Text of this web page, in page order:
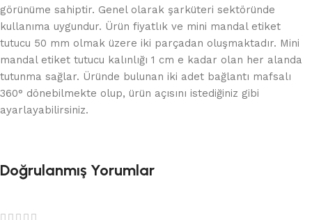
görünüme sahiptir. Genel olarak şarküteri sektöründe
kullanıma uygundur. Ürün fiyatlık ve mini mandal etiket
tutucu 50 mm olmak üzere iki parçadan oluşmaktadır. Mini
mandal etiket tutucu kalınlığı 1 cm e kadar olan her alanda
tutunma sağlar. Üründe bulunan iki adet bağlantı mafsalı
360° dönebilmekte olup, ürün açısını istediğiniz gibi
ayarlayabilirsiniz.
Doğrulanmış Yorumlar